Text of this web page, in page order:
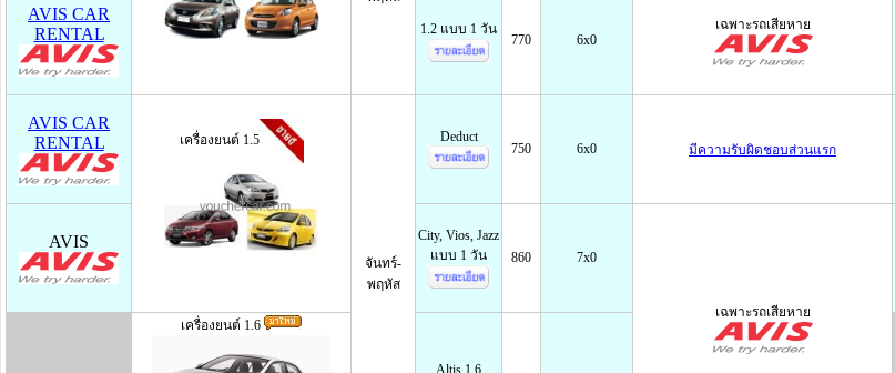
AVIS CAR
RENTAL
1.2 แบบ 1 วัน
770 6x0
เฉพาะรถเสียหาย
AVIS CAR
RENTAL
เครื่องยนต์ 1.5
จันทร์-
พฤหัส
Deduct
750 6x0 มีความรับผิดชอบส่วนแรก
AVIS
City, Vios, Jazz
แบบ 1 วัน
860 7x0
เฉพาะรถเสียหาย
เครื่องยนต์ 1.6
Altis 1.6